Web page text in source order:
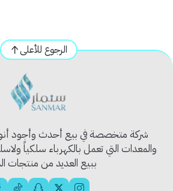
مخرج ماء متين متوافق مع أنظمة
تصميم مريح للاستخدام اليومي
مناسب للحمامات العصرية والديكورات
مثالي للاستخدام في المنازل الراقية
نصيحة احترافية:
اختر خلاط دش بلون أسود عند استخدام
بلون غامق لتحقيق تناسق بصري فريد.
الرجوع للأعلى
شركة متخصصة في بيع أحدث وأجود
والمعدات التي تعمل بالكهرباء سلكياً
ببيع العديد من منتجات